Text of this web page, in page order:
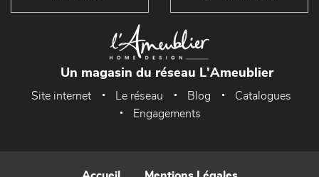
Un magasin du réseau L'Ameublier
Site internet Le réseau Blog
Catalogues
Engagements